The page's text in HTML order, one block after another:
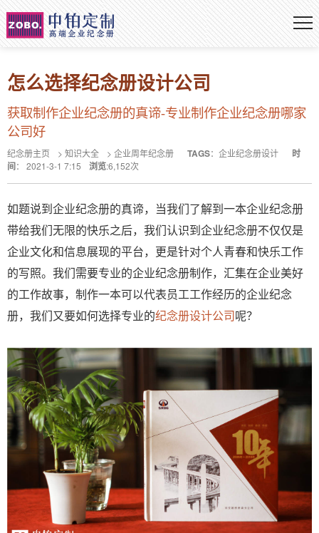
怎么选择纪念册设计公司
获取制作企业纪念册的真谛-专业制作企业纪念册哪家
公司好
纪念册主页 > 知识大全 > 企业周年纪念册 TAGS： 企业纪念册设计
时
间： 2021-3-1 7:15 浏览:6,152次
如题说到企业纪念册的真谛，当我们了解到一本企业纪念册
带给我们无限的快乐之后，我们认识到企业纪念册不仅仅是
企业文化和信息展现的平台，更是针对个人青春和快乐工作
的写照。我们需要专业的企业纪念册制作，汇集在企业美好
的工作故事，制作一本可以代表员工工作经历的企业纪念
册，我们又要如何选择专业的纪念册设计公司呢？